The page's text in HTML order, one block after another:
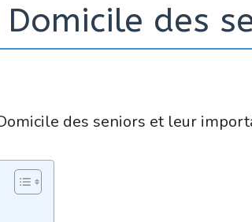
des
des seniors et leur